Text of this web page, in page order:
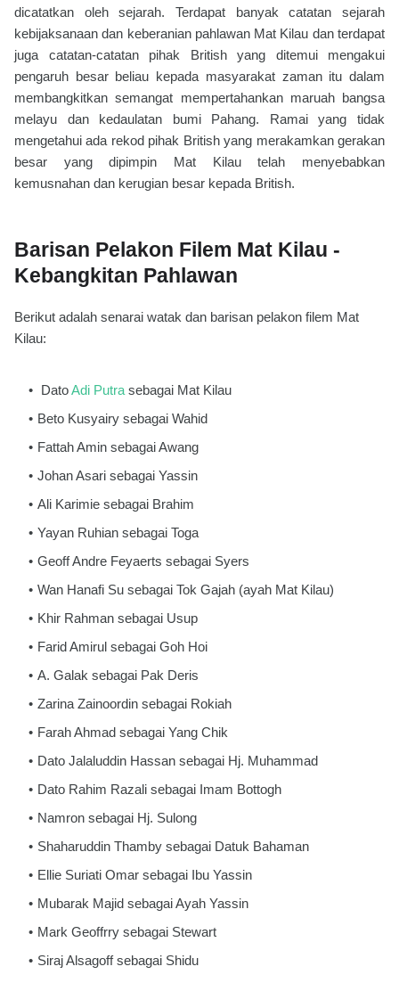
dicatatkan oleh sejarah. Terdapat banyak catatan sejarah
kebijaksanaan dan keberanian pahlawan Mat Kilau dan terdapat
juga catatan-catatan pihak British yang ditemui mengakui
pengaruh besar beliau kepada masyarakat zaman itu dalam
membangkitkan semangat mempertahankan maruah bangsa
melayu dan kedaulatan bumi Pahang. Ramai yang tidak
mengetahui ada rekod pihak British yang merakamkan gerakan
besar yang dipimpin Mat Kilau telah menyebabkan
kemusnahan dan kerugian besar kepada British.
Barisan Pelakon Filem Mat Kilau -
Kebangkitan Pahlawan
Berikut adalah senarai watak dan barisan pelakon filem Mat
Kilau:
DatoAdi Putra sebagai Mat Kilau
Beto Kusyairy sebagai Wahid
Fattah Amin sebagai Awang
Johan Asari sebagai Yassin
Ali Karimie sebagai Brahim
Yayan Ruhian sebagai Toga
Geoff Andre Feyaerts sebagai Syers
Wan Hanafi Su sebagai Tok Gajah (ayah Mat Kilau)
Khir Rahman sebagai Usup
Farid Amirul sebagai Goh Hoi
A. Galak sebagai Pak Deris
Zarina Zainoordin sebagai Rokiah
Farah Ahmad sebagai Yang Chik
Dato Jalaluddin Hassan sebagai Hj. Muhammad
Dato Rahim Razali sebagai Imam Bottogh
Namron sebagai Hj. Sulong
Shaharuddin Thamby sebagai Datuk Bahaman
Ellie Suriati Omar sebagai Ibu Yassin
Mubarak Majid sebagai Ayah Yassin
Mark Geoffrry sebagai Stewart
Siraj Alsagoff sebagai Shidu